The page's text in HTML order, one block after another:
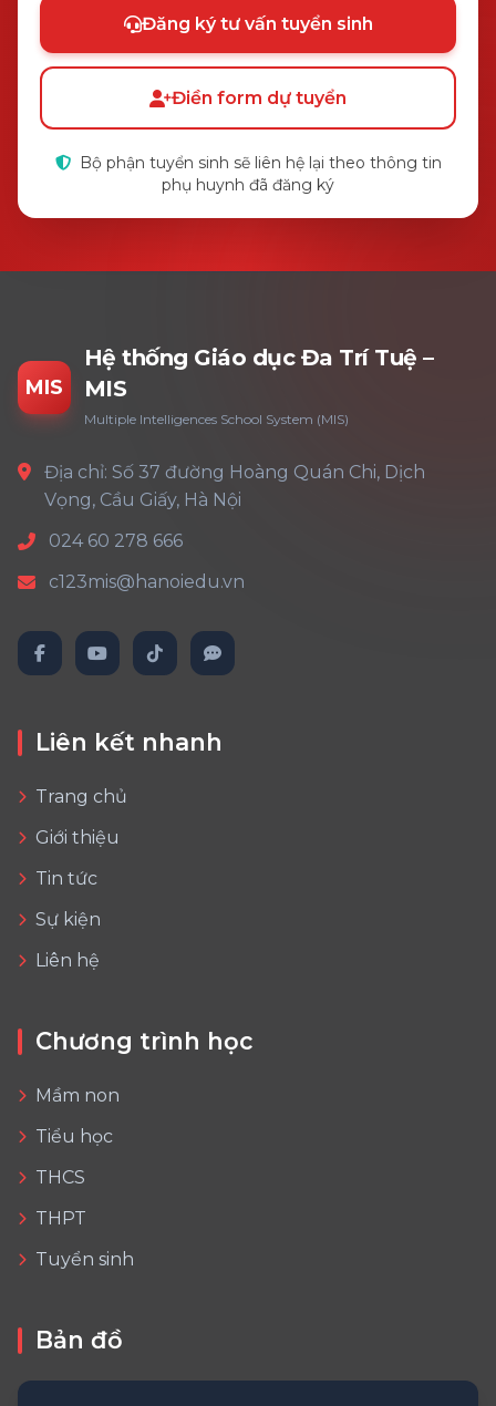
Đăng ký tư vấn tuyển sinh
Điền form dự tuyển
Bộ phận tuyển sinh sẽ liên hệ lại theo thông tin
phụ huynh đã đăng ký
MIS
Hệ thống Giáo dục Đa Trí Tuệ –
MIS
Multiple Intelligences School System (MIS)
Địa chỉ: Số 37 đường Hoàng Quán Chi, Dịch
Vọng, Cầu Giấy, Hà Nội
024 60 278 666
c123mis@hanoiedu.vn
Liên kết nhanh
Trang chủ
Giới thiệu
Tin tức
Sự kiện
Liên hệ
Chương trình học
Mầm non
Tiểu học
THCS
THPT
Tuyển sinh
Bản đồ